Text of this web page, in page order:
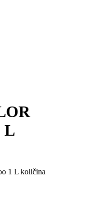
L
1 L količina